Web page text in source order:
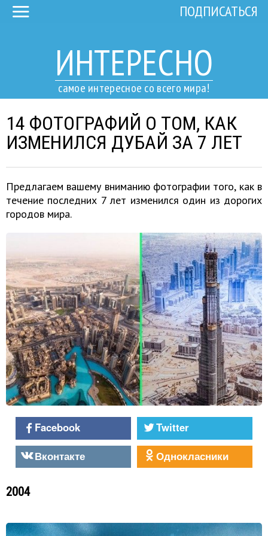
ИНТЕРЕСНО
самое интересное со всего мира!
ПОДПИСАТЬСЯ
14 ФОТОГРАФИЙ О ТОМ, КАК
ИЗМЕНИЛСЯ ДУБАЙ ЗА 7 ЛЕТ
Предлагаем вашему вниманию фотографии того, как в
течение последних 7 лет изменился один из дорогих
городов мира.
Facebook
Twitter
Вконтакте
Однокласники
2004